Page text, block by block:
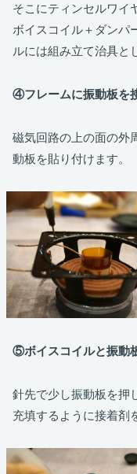
そこにティンセルワイ
ボイスコイル＋ダンパ
ルには組み立て治具と
④フレームに振動板を
磁気回路の上の面の外
動板を貼り付けます。
⑤ボイスコイルと振動
針先で少し振動板を押
充填するように接着剤